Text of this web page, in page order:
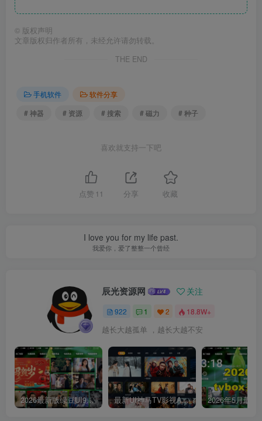
© 版权声明
文章版权归作者所有，未经允许请勿转载。
THE END
手机软件
软件分享
# 神器
# 资源 # 搜索 # 磁力 # 种子
喜欢就支持一下吧
点赞 11 分享 收藏
I love you for my life past.
我爱你，爱了整整一个曾经
辰光资源网 关注
922 1 2 18.8W+
越长大越孤单 ，越长大越不安
2026最新版绿豆UI9双端影视APP源码 最新UI神马TV影视APP源码 乐檬影视苹果CMS后台 包含前后端源码